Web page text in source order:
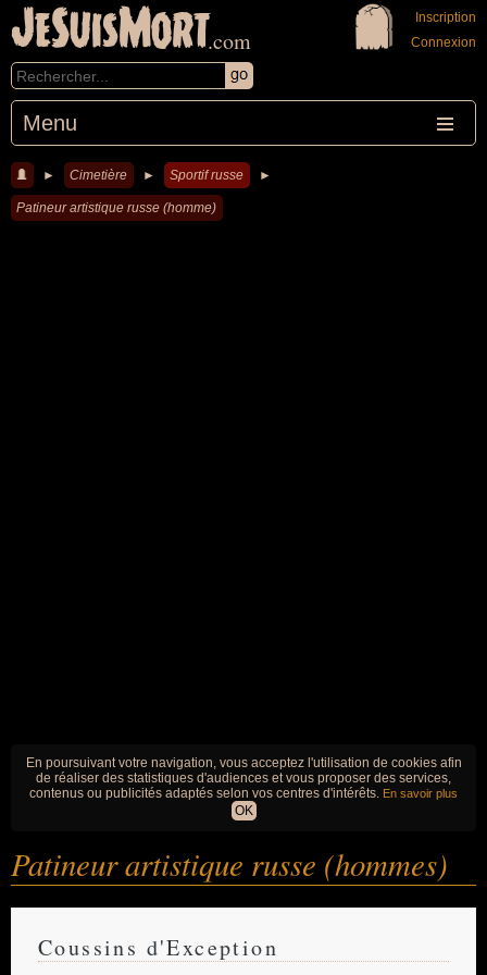
JeSuisMort.com
Menu
Inscription
Connexion
► Cimetière ► Sportif russe ►
Patineur artistique russe (homme)
En poursuivant votre navigation, vous acceptez l'utilisation de cookies afin
de réaliser des statistiques d'audiences et vous proposer des services,
contenus ou publicités adaptés selon vos centres d'intérêts. En savoir plus
OK
Patineur artistique russe (hommes)
Coussins d'Exception